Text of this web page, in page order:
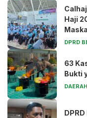
Haji
DPRD
63
Bukti
DAERAH